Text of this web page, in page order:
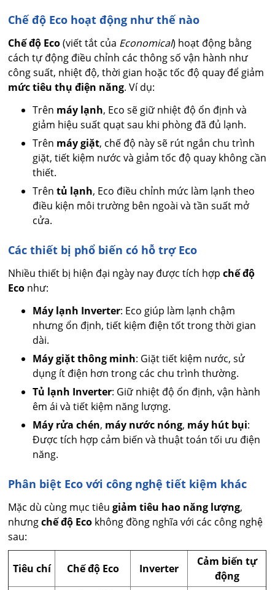
Chế độ Eco hoạt động như thế nào
Chế độ Eco(viết tắt của Economical) hoạt động bằng
cách tự động điều chỉnh các thông số vận hành như
công suất, nhiệt độ, thời gian hoặc tốc độ quay để giảm
mức tiêu thụ điện năng. Ví dụ:
Trên máy lạnh, Eco sẽ giữ nhiệt độ ổn định và
giảm hiệu suất quạt sau khi phòng đã đủ lạnh.
Trên máy giặt, chế độ này sẽ rút ngắn chu trình
giặt, tiết kiệm nước và giảm tốc độ quay không cần
thiết.
Trêntủ lạnh, Eco điều chỉnh mức làm lạnh theo
điều kiện môi trường bên ngoài và tần suất mở
cửa.
Các thiết bị phổ biến có hỗ trợ Eco
Nhiều thiết bị hiện đại ngày nay được tích hợpchế độ
Eco như:
Máy lạnh Inverter: Eco giúp làm lạnh chậm
nhưng ổn định, tiết kiệm điện tốt trong thời gian
dài.
Máy giặt thông minh: Giặt tiết kiệm nước, sử
dụng ít điện hơn trong các chu trình thường.
Tủ lạnh Inverter: Giữ nhiệt độ ổn định, vận hành
êm ái và tiết kiệm năng lượng.
Máy rửa chén, máy nước nóng, máy hút bụi:
Được tích hợp cảm biến và thuật toán tối ưu điện
năng.
Phân biệt Eco với công nghệ tiết kiệm khác
Mặc dù cùng mục tiêugiảm tiêu hao năng lượng,
nhưngchế độ Eco không đồng nghĩa với các công nghệ
sau:
Tiêu chí Chế độ Eco Inverter
Cảm biến tự
động